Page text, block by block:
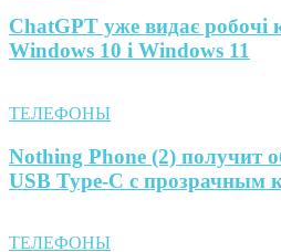
ChatGPT уже видає робочі
Windows 10 і Windows 11
ТЕЛЕФОНЫ
Nothing Phone (2) получит
USB Type-C с прозрачным
ТЕЛЕФОНЫ